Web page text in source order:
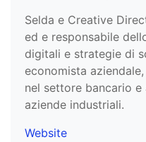
Selda e Creative
ed e responsabile
digitali e strategie di
economista
nel settore bancario e
aziende industriali.
Website